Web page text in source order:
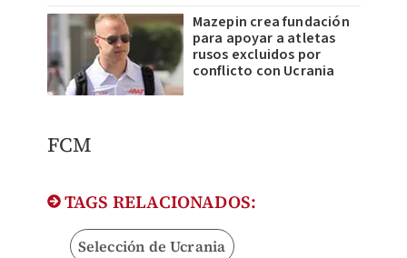
Mazepin crea fundación
para apoyar a atletas
rusos excluidos por
conflicto con Ucrania
FCM
TAGS RELACIONADOS:
Selección de Ucrania